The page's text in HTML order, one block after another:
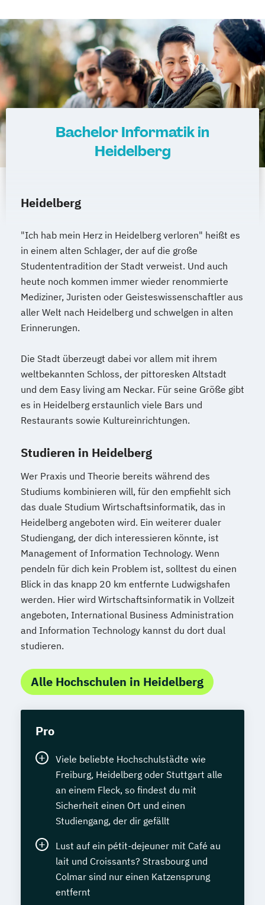
Bachelor Informatik in
Heidelberg
Heidelberg
"Ich hab mein Herz in Heidelberg verloren" heißt es
in einem alten Schlager, der auf die große
Studententradition der Stadt verweist. Und auch
heute noch kommen immer wieder renommierte
Mediziner, Juristen oder Geisteswissenschaftler aus
aller Welt nach Heidelberg und schwelgen in alten
Erinnerungen.
Die Stadt überzeugt dabei vor allem mit ihrem
weltbekannten Schloss, der pittoresken Altstadt
und dem Easy living am Neckar. Für seine Größe gibt
es in Heidelberg erstaunlich viele Bars und
Restaurants sowie Kultureinrichtungen.
Studieren in Heidelberg
Wer Praxis und Theorie bereits während des
Studiums kombinieren will, für den empfiehlt sich
das duale Studium Wirtschaftsinformatik, das in
Heidelberg angeboten wird. Ein weiterer dualer
Studiengang, der dich interessieren könnte, ist
Management of Information Technology. Wenn
pendeln für dich kein Problem ist, solltest du einen
Blick in das knapp 20 km entfernte Ludwigshafen
werden. Hier wird Wirtschaftsinformatik in Vollzeit
angeboten, International Business Administration
and Information Technology kannst du dort dual
studieren.
Alle Hochschulen in Heidelberg
Pro
Viele beliebte Hochschulstädte wie
Freiburg, Heidelberg oder Stuttgart alle
an einem Fleck, so findest du mit
Sicherheit einen Ort und einen
Studiengang, der dir gefällt
Lust auf ein pétit-dejeuner mit Café au
lait und Croissants? Strasbourg und
Colmar sind nur einen Katzensprung
entfernt